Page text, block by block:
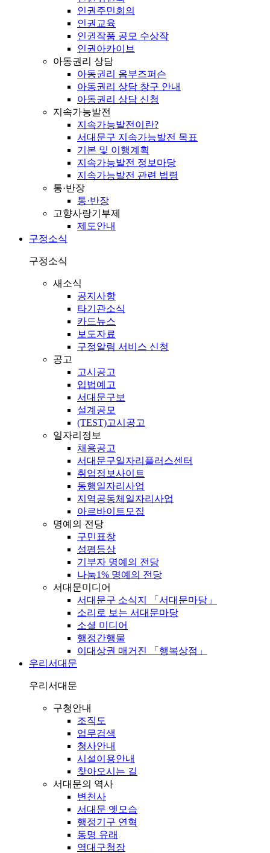
인권주민회의
인권교육
인권작품 공모 수상작
인권아카이브
아동권리 상담
아동권리 옴부즈퍼슨
아동권리 상담 창구 안내
아동권리 상담 신청
지속가능발전
지속가능발전이란?
서대문구 지속가능발전 목표
기본 및 이행계획
지속가능발전 정보마당
지속가능발전 관련 법령
통·반장
통·반장
고향사랑기부제
제도안내
구정소식
구정소식
새소식
공지사항
타기관소식
카드뉴스
보도자료
구정알림 서비스 신청
공고
고시공고
입법예고
서대문구보
설계공모
(TEST)고시공고
일자리정보
채용공고
서대문구일자리플러스센터
취업정보사이트
동행일자리사업
지역공동체일자리사업
아르바이트모집
명예의 전당
구민표창
성평등상
기부자 명예의 전당
나눔1% 명예의 전당
서대문미디어
서대문구 소식지 「서대문마당」
소리로 보는 서대문마당
소셜 미디어
행정간행물
이대상권 매거진 「행복상점」
우리서대문
우리서대문
구청안내
조직도
업무검색
청사안내
시설이용안내
찾아오시는 길
서대문의 역사
변천사
서대문 옛모습
행정기구 연혁
동명 유래
역대구청장